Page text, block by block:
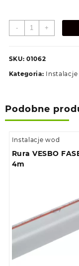
-
ilość
Złączka
z
mosiężnym
+
SKU: 01062
Kategoria: Instalacje
Podobne
Instalacje wod
Rura VESBO
4m